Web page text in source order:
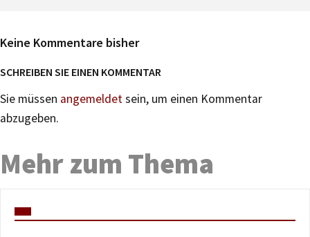
Keine Kommentare bisher
SCHREIBEN SIE EINEN KOMMENTAR
Sie müssen angemeldetsein, um einen Kommentar
abzugeben.
Mehr zum Thema